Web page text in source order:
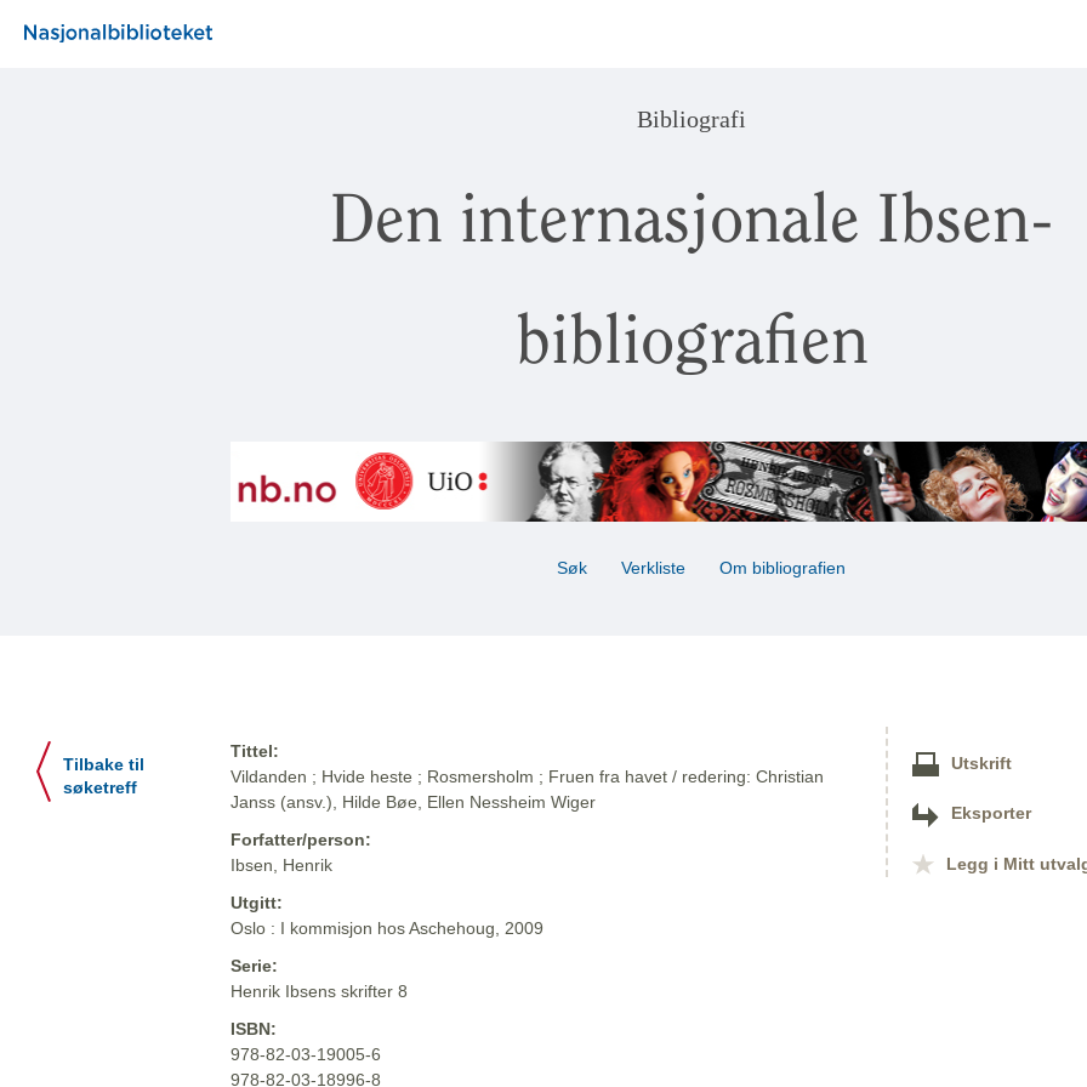
Bibliografi
Den internasjonale Ibsen-
bibliografien
Søk Verkliste Om bibliografien
Tilbake til
søketreff
Tittel:
Vildanden ; Hvide heste ; Rosmersholm ; Fruen fra havet / redering: Christian
Janss (ansv.), Hilde Bøe, Ellen Nessheim Wiger
Forfatter/person:
Ibsen, Henrik
Utgitt:
Oslo : I kommisjon hos Aschehoug, 2009
Serie:
Henrik Ibsens skrifter 8
ISBN:
978-82-03-19005-6
978-82-03-18996-8
Utskrift
Eksporter
Legg i Mitt